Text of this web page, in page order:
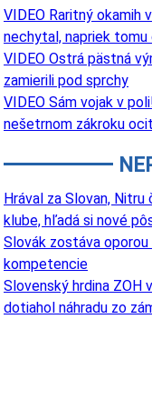
VIDEO Raritný okamih
nechytal, napriek
VIDEO Ostrá pästná
zamierili pod sprchy
VIDEO Sám vojak v
nešetrnom zákroku
Hrával za Slovan,
klube, hľadá si nové
Slovák zostáva
kompetencie
Slovenský hrdina ZOH
dotiahol náhradu zo